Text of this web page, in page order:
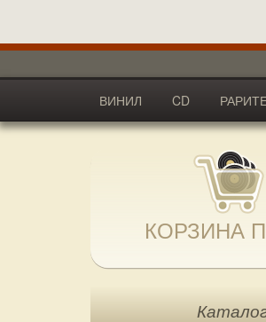
ВИНИЛ CD
АКСЕССУАРЫ
КОРЗИНА